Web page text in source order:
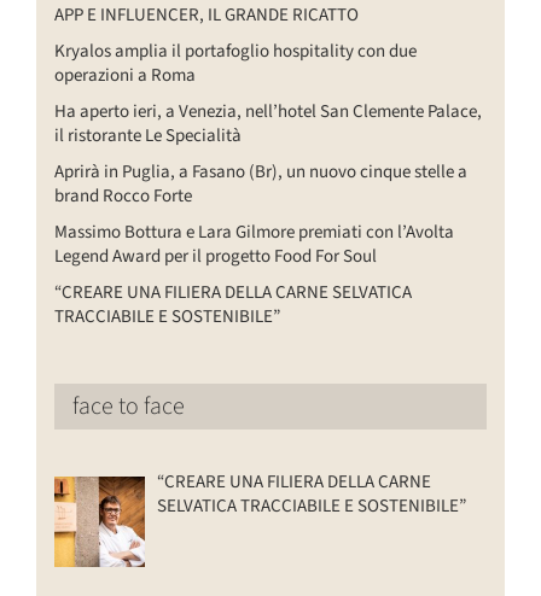
APP E INFLUENCER, IL GRANDE RICATTO
Kryalos amplia il portafoglio hospitality con due
operazioni a Roma
Ha aperto ieri, a Venezia, nell’hotel San Clemente Palace,
il ristorante Le Specialità
Aprirà in Puglia, a Fasano (Br), un nuovo cinque stelle a
brand Rocco Forte
Massimo Bottura e Lara Gilmore premiati con l’Avolta
Legend Award per il progetto Food For Soul
“CREARE UNA FILIERA DELLA CARNE SELVATICA
TRACCIABILE E SOSTENIBILE”
face to face
“CREARE UNA FILIERA DELLA CARNE
SELVATICA TRACCIABILE E SOSTENIBILE”